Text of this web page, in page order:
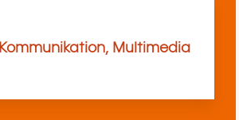
Kommunikation, Multimedia